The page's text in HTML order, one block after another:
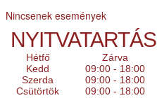
Nincsenek események
NYITVATARTÁS
Hétfő
Zárva
Kedd
09:00 - 18:00
Szerda
09:00 - 18:00
Csütörtök
09:00 - 18:00